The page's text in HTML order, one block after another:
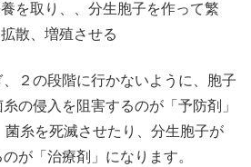
を取り、、分生胞子を作って繁
散、増殖させる
２の段階に行かないように、胞子
の侵入を阻害するのが「予防剤」
菌糸を死滅させたり、分生胞子が
が「治療剤」になります。